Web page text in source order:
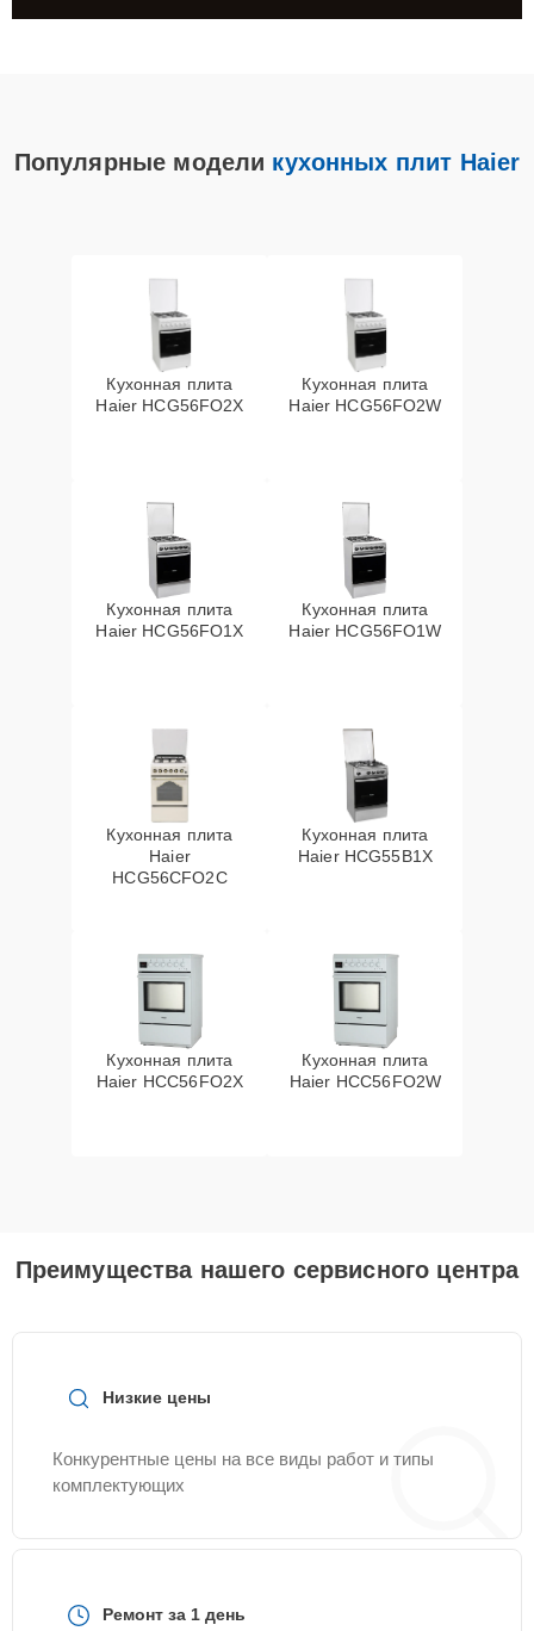
Популярные модели кухонных плит Haier
Кухонная плита
Haier HCG56FO2X
Кухонная плита
Haier HCG56FO2W
Кухонная плита
Haier HCG56FO1X
Кухонная плита
Haier HCG56FO1W
Кухонная плита
Haier
HCG56CFO2C
Кухонная плита
Haier HCG55B1X
Кухонная плита
Haier HCC56FO2X
Кухонная плита
Haier HCC56FO2W
Преимущества нашего сервисного центра
Низкие цены
Конкурентные цены на все виды работ и типы
комплектующих
Ремонт за 1 день